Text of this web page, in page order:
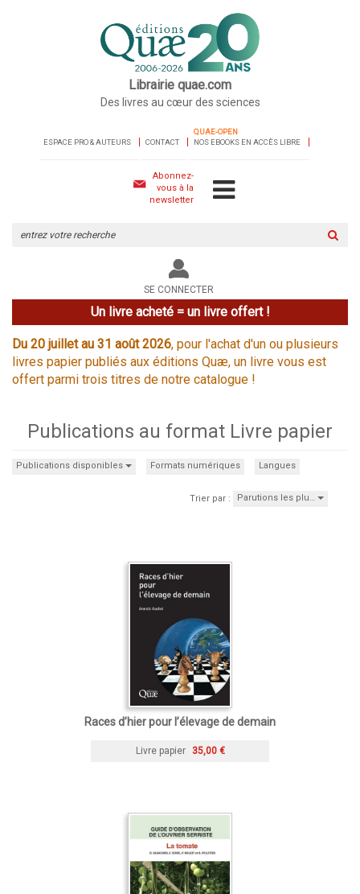
Librairie quae.com
Des livres au cœur des sciences
ESPACE PRO & AUTEURS CONTACT
QUAE-OPEN
NOS EBOOKS EN ACCÈS LIBRE
Abonnez-
vous à la
newsletter
le
site
SE CONNECTER
Un livre acheté = un livre offert !
Du 20 juillet au 31 août 2026, pour l'achat d'un ou plusieurs
livres papier publiés aux éditions Quæ, un livre vous est
offert parmi trois titres de notre catalogue !
Publications au format Livre papier
Publications disponibles Formats numériques Langues
Trier par : Parutions les plu…
Races d’hier pour l’élevage de demain
Livre papier 35,00 €